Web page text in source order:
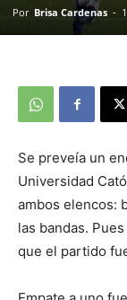
Por Brisa Cardenas -
Se preveía un
Universidad
ambos elencos:
las bandas.
que el partido